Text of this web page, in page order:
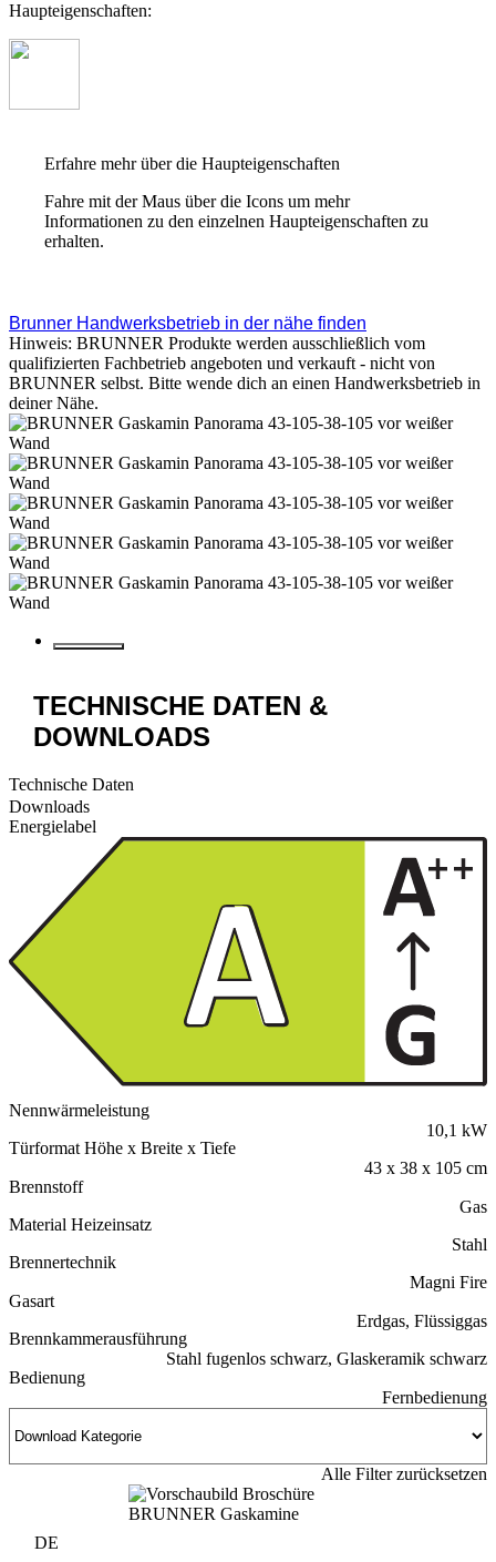
Haupteigenschaften:
Erfahre mehr über die Haupteigenschaften
Fahre mit der Maus über die Icons um mehr
Informationen zu den einzelnen Haupteigenschaften zu
erhalten.
Brunner Handwerksbetrieb in der nähe finden
Hinweis: BRUNNER Produkte werden ausschließlich vom
qualifizierten Fachbetrieb angeboten und verkauft - nicht von
BRUNNER selbst. Bitte wende dich an einen Handwerksbetrieb in
deiner Nähe.
TECHNISCHE DATEN &
DOWNLOADS
Technische Daten
Downloads
Energielabel
Nennwärmeleistung
10,1 kW
Türformat Höhe x Breite x Tiefe
43 x 38 x 105 cm
Brennstoff
Gas
Material Heizeinsatz
Stahl
Brennertechnik
Magni Fire
Gasart
Erdgas, Flüssiggas
Brennkammerausführung
Stahl fugenlos schwarz, Glaskeramik schwarz
Bedienung
Fernbedienung
Alle Filter zurücksetzen
DE